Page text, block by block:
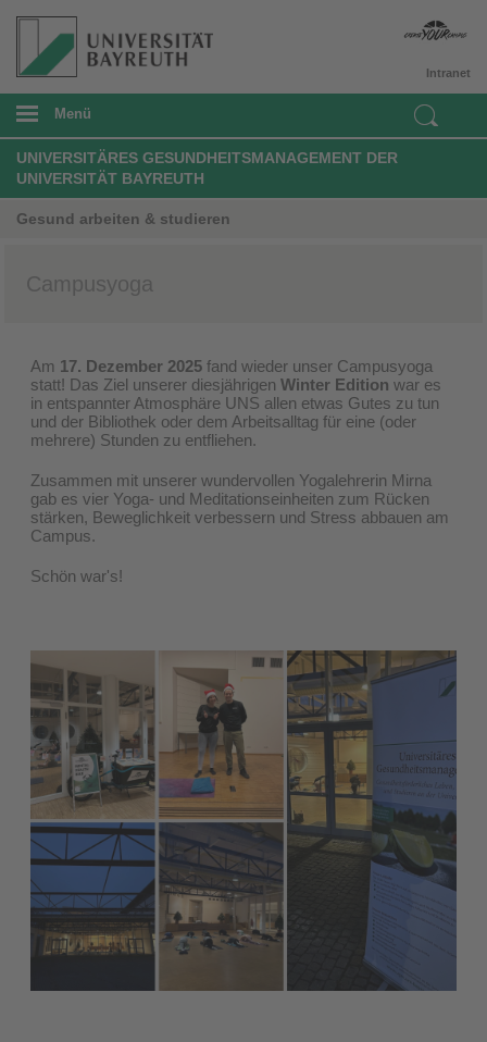
Intranet
Menü
UNIVERSITÄRES GESUNDHEITSMANAGEMENT DER
UNIVERSITÄT BAYREUTH
Gesund arbeiten & studieren
Campusyoga
Am 17. Dezember 2025 fand wieder unser Campusyoga
statt! Das Ziel unserer diesjährigen Winter Edition war es
in entspannter Atmosphäre UNS allen etwas Gutes zu tun
und der Bibliothek oder dem Arbeitsalltag für eine (oder
mehrere) Stunden zu entfliehen.
Zusammen mit unserer wundervollen Yogalehrerin Mirna
gab es vier Yoga- und Meditationseinheiten zum Rücken
stärken, Beweglichkeit verbessern und Stress abbauen am
Campus.
Schön war's!